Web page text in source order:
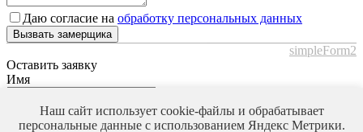
Даю согласие на обработку персональных данных
Вызвать замерщика
simpleForm2
Оставить заявку
Имя
Телефон*
Наш сайт использует cookie-файлы и обрабатывает
персональные данные с использованием Яндекс Метрики.